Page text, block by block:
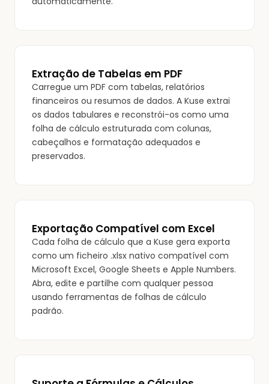
Extração de Tabelas em PDF
Carregue um PDF com tabelas, relatórios
financeiros ou resumos de dados. A Kuse extrai
os dados tabulares e reconstrói-os como uma
folha de cálculo estruturada com colunas,
cabeçalhos e formatação adequados e
preservados.
Exportação Compatível com Excel
Cada folha de cálculo que a Kuse gera exporta
como um ficheiro .xlsx nativo compatível com
Microsoft Excel, Google Sheets e Apple Numbers.
Abra, edite e partilhe com qualquer pessoa
usando ferramentas de folhas de cálculo
padrão.